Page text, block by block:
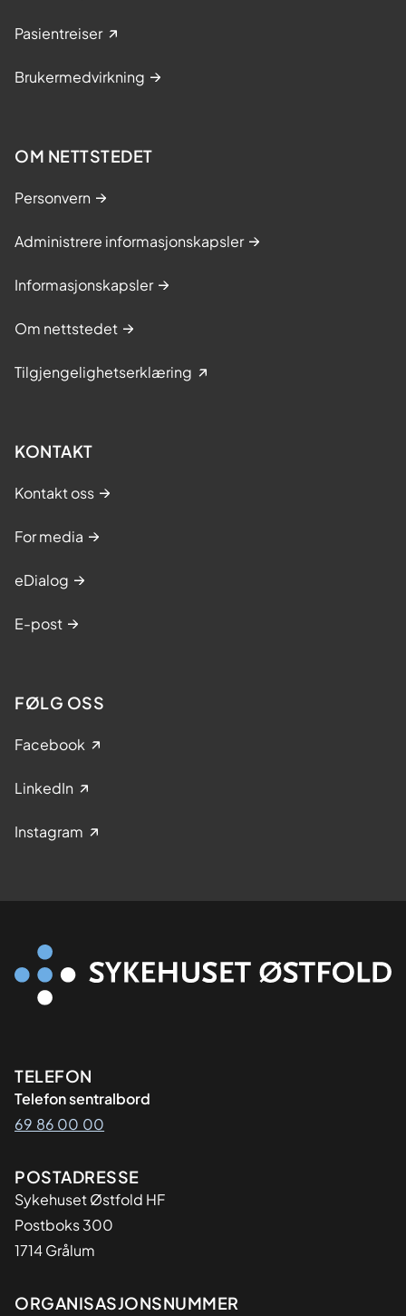
Pasientreiser
Brukermedvirkning
OM NETTSTEDET
Personvern
Administrere informasjonskapsler
Informasjonskapsler
Om nettstedet
Tilgjengelighetserklæring
KONTAKT
Kontakt oss
For media
eDialog
E-post
FØLG OSS
Facebook
LinkedIn
Instagram
Kontaktinformasjon
TELEFON
Telefon sentralbord
69 86 00 00
Adresse
POSTADRESSE
Sykehuset Østfold HF
Postboks 300
1714 Grålum
Organisasjon
ORGANISASJONSNUMMER